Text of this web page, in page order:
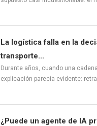
La logística falla en la
transporte...
Durante años, cuando una
explicación parecía evidente:
¿Puede un agente de IA